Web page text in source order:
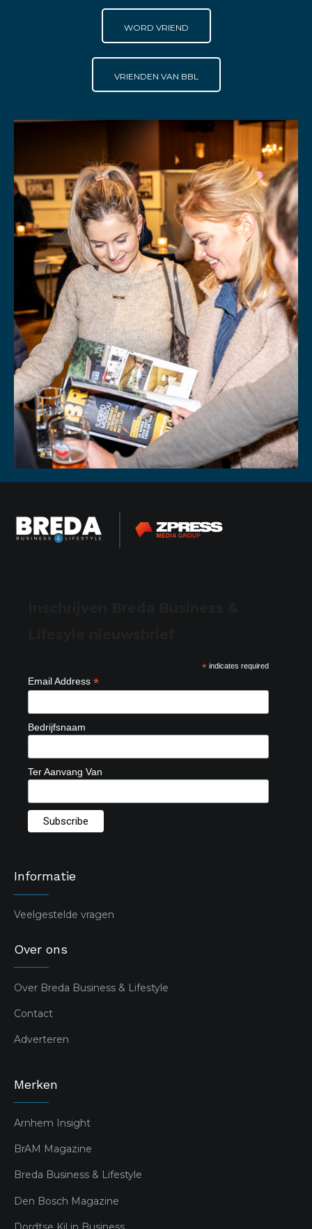
WORD VRIEND
VRIENDEN VAN BBL
*indicates required
Email Address *
Bedrijfsnaam
Ter Aanvang Van
Informatie
Veelgestelde vragen
Over ons
Over Breda Business & Lifestyle
Contact
Adverteren
Merken
Arnhem Insight
BrAM Magazine
Breda Business & Lifestyle
Den Bosch Magazine